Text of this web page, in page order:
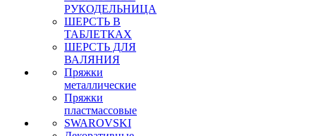
РУКОДЕЛЬНИЦА
ШЕРСТЬ В
ТАБЛЕТКАХ
ШЕРСТЬ ДЛЯ
ВАЛЯНИЯ
Пряжки
металлические
Пряжки
пластмассовые
SWAROVSKI